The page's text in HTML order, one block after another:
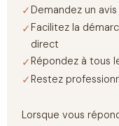
Demandez un
Facilitez la
direct
Répondez à tous
Restez
Lorsque vous